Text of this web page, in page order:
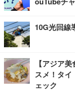
10G光回線
【アジア
スメ！タ
ェック